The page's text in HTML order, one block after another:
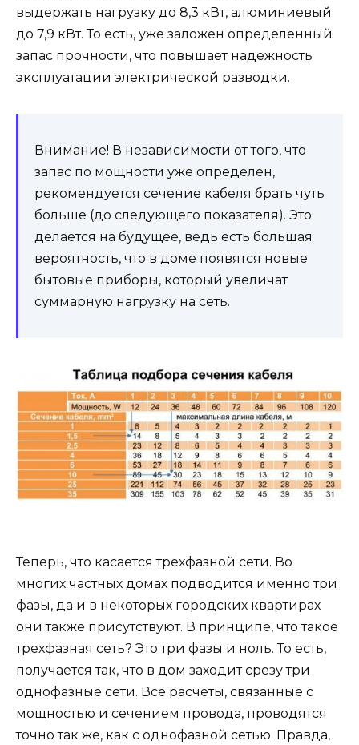
выдержать нагрузку до 8,3 кВт, алюминиевый
до 7,9 кВт. То есть, уже заложен определенный
запас прочности, что повышает надежность
эксплуатации электрической разводки.
Внимание! В независимости от того, что
запас по мощности уже определен,
рекомендуется сечение кабеля брать чуть
больше (до следующего показателя). Это
делается на будущее, ведь есть большая
вероятность, что в доме появятся новые
бытовые приборы, который увеличат
суммарную нагрузку на сеть.
Теперь, что касается трехфазной сети. Во
многих частных домах подводится именно три
фазы, да и в некоторых городских квартирах
они также присутствуют. В принципе, что такое
трехфазная сеть? Это три фазы и ноль. То есть,
получается так, что в дом заходит срезу три
однофазные сети. Все расчеты, связанные с
мощностью и сечением провода, проводятся
точно так же, как с однофазной сетью. Правда,